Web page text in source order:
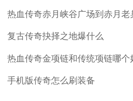
热血传奇赤月峡谷广场到赤月老
复古传奇抉择之地爆什么
热血传奇金项链和传统项链哪个
手机版传奇怎么刷装备